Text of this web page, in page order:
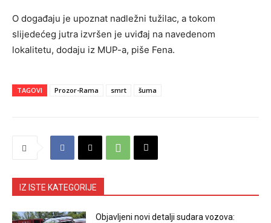
O događaju je upoznat nadležni tužilac, a tokom
slijedećeg jutra izvršen je uviđaj na navedenom
lokalitetu, dodaju iz MUP-a, piše Fena.
TAGOVI Prozor-Rama smrt šuma
IZ ISTE KATEGORIJE
Objavljeni novi detalji sudara vozova: